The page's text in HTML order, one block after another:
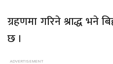
ग्रहणमा गरिने श्राद्ध भने
छ ।